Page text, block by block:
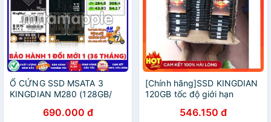
Ổ CỨNG SSD MSATA 3
KINGDIAN M280 (128GB/
TỐC ĐỘ CAO690.000 đ
[Chính hãng]SSD KINGDIAN
120GB tốc độ giới hạn
THÁNG ➡️546.150 đ